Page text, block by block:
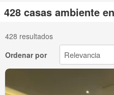
428 casas ambiente
428 resultados
Ordenar por